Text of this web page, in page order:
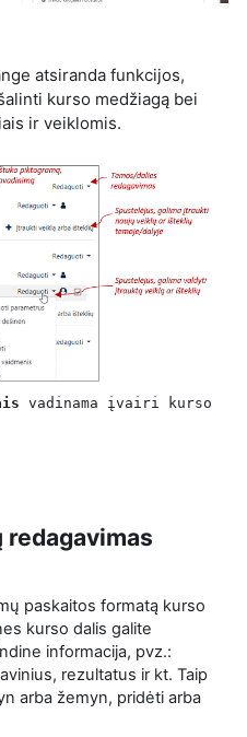
atsiranda funkcijos,
kurso medžiagą bei
ir veiklomis.
vadinama įvairi kurso
redagavimas
paskaitos formatą kurso
kurso dalis galite
informacija, pvz.:
rezultatus ir kt. Taip
arba žemyn, pridėti arba